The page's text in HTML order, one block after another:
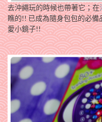
去沖繩玩的時候也帶著它；在
瞧的!! 已成為隨身包包的必
愛小鏡子!!